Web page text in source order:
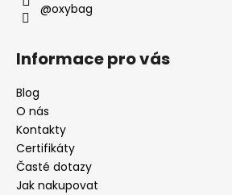
@oxybag
Informace pro vás
Blog
O nás
Kontakty
Certifikáty
Časté dotazy
Jak nakupovat